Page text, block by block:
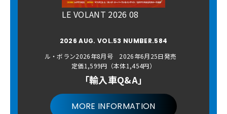
LE VOLANT 2026 08
2026 AUG. VOL.53 NUMBER.584
ル・ボラン2026年8月号 2026年6月25日発売
定価1,599円（本体1,454円）
「輸入車Q&A」
MORE INFORMATION